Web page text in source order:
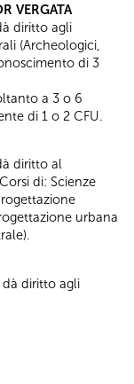
VERGATA
diritto agli
(Archeologici,
di 3
a 3 o 6
di 1 o 2 CFU.
diritto al
di: Scienze
urbana
diritto agli